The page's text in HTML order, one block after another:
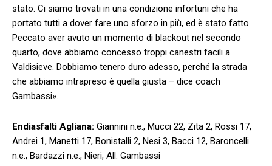
stato. Ci siamo trovati in una condizione infortuni che ha
portato tutti a dover fare uno sforzo in più, ed è stato fatto.
Peccato aver avuto un momento di blackout nel secondo
quarto, dove abbiamo concesso troppi canestri facili a
Valdisieve. Dobbiamo tenero duro adesso, perché la strada
che abbiamo intrapreso è quella giusta – dice coach
Gambassi».
Endiasfalti Agliana: Giannini n.e., Mucci 22, Zita 2, Rossi 17,
Andrei 1, Manetti 17, Bonistalli 2, Nesi 3, Bacci 12, Baroncelli
n.e., Bardazzi n.e., Nieri, All. Gambassi